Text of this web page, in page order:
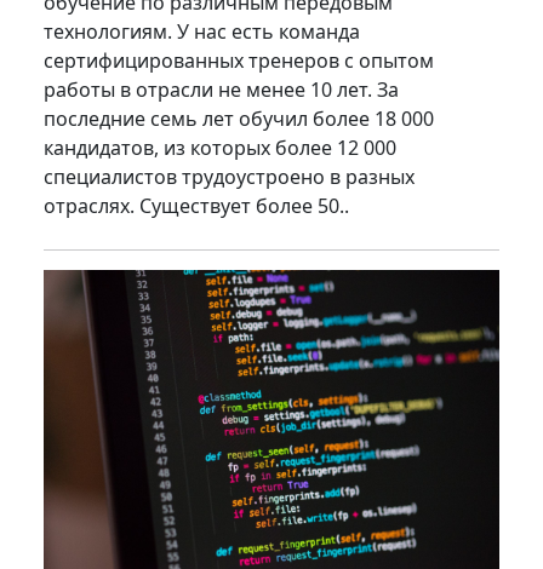
технологиям. У нас есть команда
сертифицированных тренеров с опытом
работы в отрасли не менее 10 лет. За
последние семь лет обучил более 18 000
кандидатов, из которых более 12 000
специалистов трудоустроено в разных
отраслях. Существует более 50..